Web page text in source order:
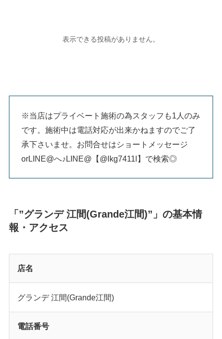
※当店はプライベート施術の為スタッフも1人のみ
です。施術中は電話対応が出来かねますのでご了
承下さいませ。お問合せはショートメッセージ
orLINE@へ♪LINE@【@lkg7411l】で検索◎
「”グランデ 江間(Grande江間)”」の基本情
報・アクセス
店名
グランデ 江間(Grande江間)
電話番号